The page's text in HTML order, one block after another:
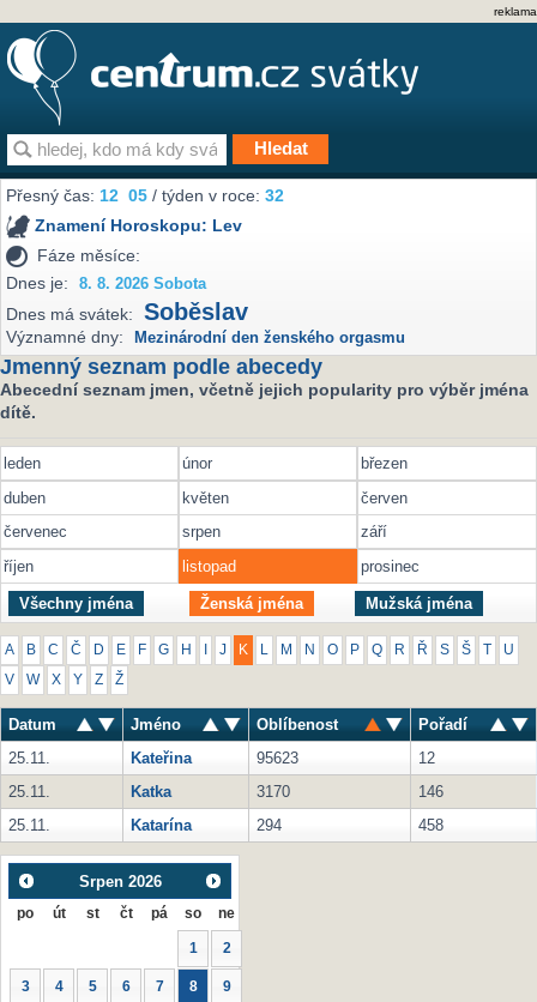
reklama
Přesný čas:12 05 / týden v roce:32
Znamení Horoskopu: Lev
Fáze měsíce:
Dnes je:
8. 8. 2026 Sobota
Dnes má svátek: Soběslav
Významné dny: Mezinárodní den ženského orgasmu
Jmenný seznam podle abecedy
Abecední seznam jmen, včetně jejich popularity pro výběr jména
dítě.
leden únor
březen
duben
květen
červen
červenec
srpen
září
říjen
listopad prosinec
Všechny jména Ženská jména Mužská jména
A B C Č D E F G H J K M N O P Q R Ř S Š U
V W X Y Z Ž
Datum Jméno Oblíbenost
Pořadí
25.11.
Kateřina 95623
12
25.11.
Katka 3170
146
25.11.
Katarína 294 458
Srpen 2026
po út st čt pá so ne
1 2
3 4 5 6 7 8 9